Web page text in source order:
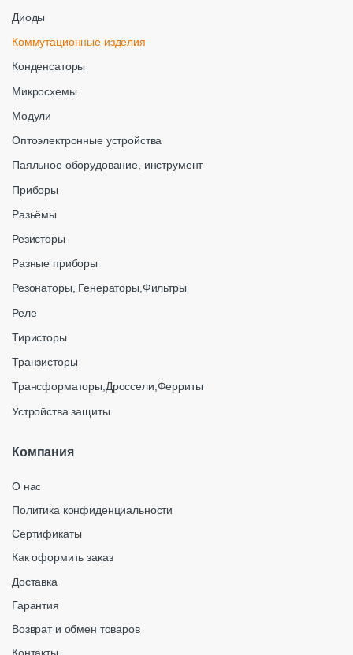
Диоды
Коммутационные изделия
Конденсаторы
Микросхемы
Модули
Оптоэлектронные устройства
Паяльное оборудование, инструмент
Приборы
Разьёмы
Резисторы
Разные приборы
Резонаторы, Генераторы,Фильтры
Реле
Тиристоры
Транзисторы
Трансформаторы,Дроссели,Ферриты
Устройства защиты
Компания
О нас
Политика конфиденциальности
Сертификаты
Как оформить заказ
Доставка
Гарантия
Возврат и обмен товаров